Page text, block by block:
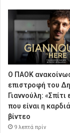
Ο ΠΑΟΚ
επιστροφή του
Γιαννούλη: «Σπίτι
που είναι η
βίντεο
9 λεπτά πρίν